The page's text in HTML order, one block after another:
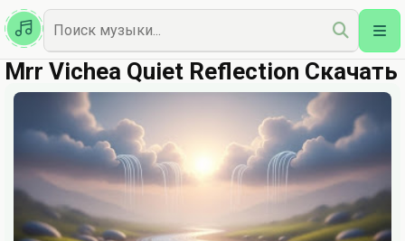
Казахская
Наш Топ
Mrr Vichea Quiet Reflection Скачать